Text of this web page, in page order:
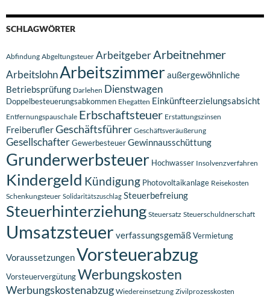
SCHLAGWÖRTER
Abfindung Abgeltungsteuer ArbeitgeberArbeitnehmer
ArbeitslohnArbeitszimmeraußergewöhnliche
Betriebsprüfung Darlehen Dienstwagen
Doppelbesteuerungsabkommen Ehegatten Einkünfteerzielungsabsicht
Entfernungspauschale Erbschaftsteuer Erstattungszinsen
FreiberuflerGeschäftsführer Geschäftsveräußerung
GesellschafterGewerbesteuerGewinnausschüttung
Grunderwerbsteuer Hochwasser Insolvenzverfahren
Kindergeld Kündigung Photovoltaikanlage Reisekosten
Schenkungsteuer Solidaritätszuschlag Steuerbefreiung
Steuerhinterziehung Steuersatz Steuerschuldnerschaft
Umsatzsteuer verfassungsgemäßVermietung
VoraussetzungenVorsteuerabzug
VorsteuervergütungWerbungskosten
Werbungskostenabzug Wiedereinsetzung Zivilprozesskosten